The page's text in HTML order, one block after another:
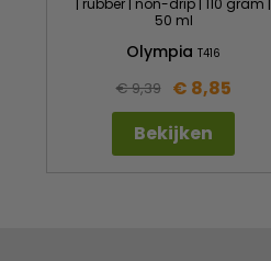
| rubber | non-drip | 110 gram |
50 ml
Olympia T416
€ 9,39
€ 8,85
Bekijken